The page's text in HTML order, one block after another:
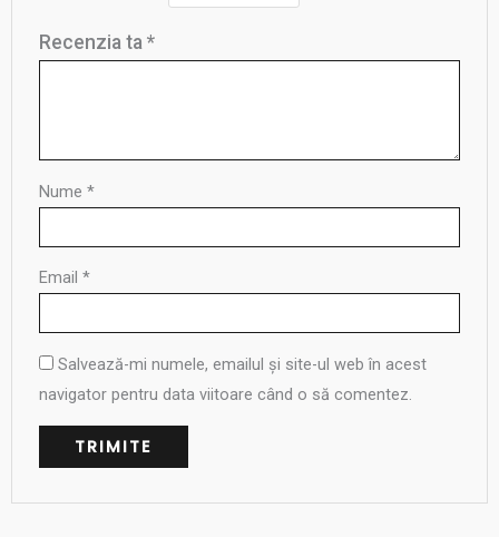
Recenzia ta*
Nume*
Email*
Salvează-mi numele, emailul și site-ul web în acest
navigator pentru data viitoare când o să comentez.